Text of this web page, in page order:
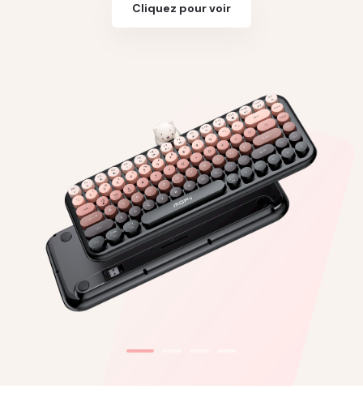
Cliquez pour voir
Cliquez pour voir